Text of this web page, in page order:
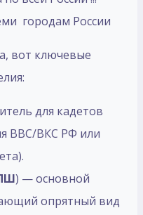
городам России
вот ключевые
для кадетов
ВВС/ВКС РФ или
) — основной
опрятный вид